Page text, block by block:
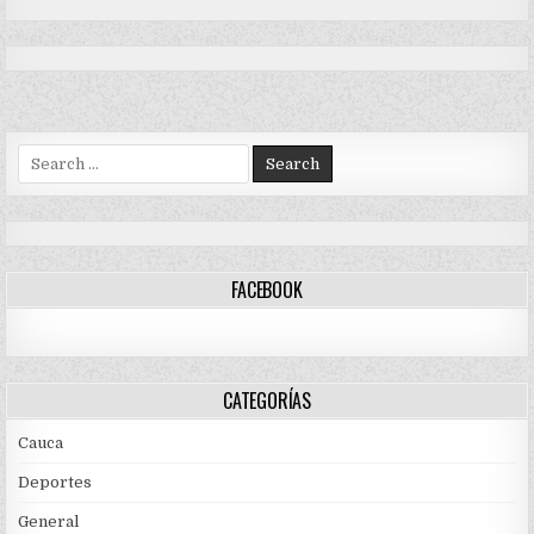
Search
for:
FACEBOOK
CATEGORÍAS
Cauca
Deportes
General